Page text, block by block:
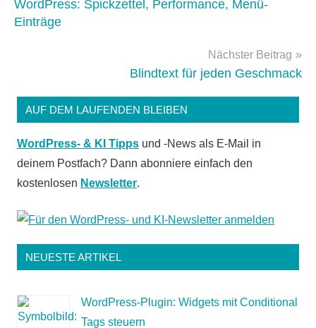
WordPress: Spickzettel, Performance, Menü-
Einträge
Nächster Beitrag
Blindtext für jeden Geschmack
AUF DEM LAUFENDEN BLEIBEN
WordPress- & KI Tipps und -News als E-Mail in
deinem Postfach? Dann abonniere einfach den
kostenlosen Newsletter.
NEUESTE ARTIKEL
WordPress-Plugin: Widgets mit Conditional
Tags steuern